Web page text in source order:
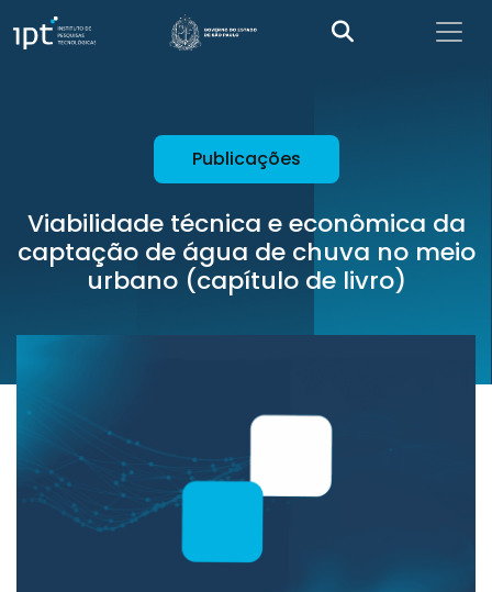
Publicações
Viabilidade técnica e econômica da
captação de água de chuva no meio
urbano (capítulo de livro)